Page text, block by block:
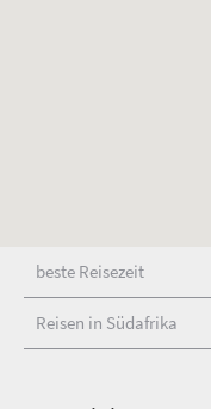
beste Reisezeit
Reisen in Südafrika